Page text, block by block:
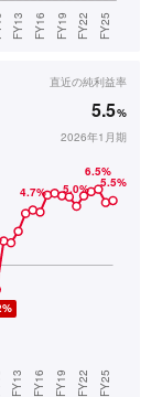
直近の純利益率
5.5%
2026年1月期